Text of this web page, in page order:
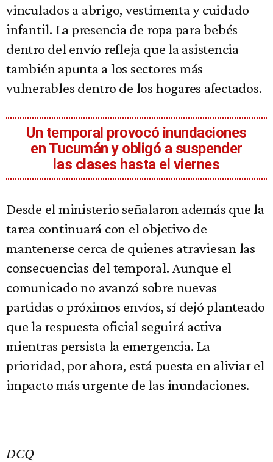
vinculados a abrigo, vestimenta y cuidado
infantil. La presencia de ropa para bebés
dentro del envío refleja que la asistencia
también apunta a los sectores más
vulnerables dentro de los hogares afectados.
Un temporal provocó inundaciones
en Tucumán y obligó a suspender
las clases hasta el viernes
Desde el ministerio señalaron además que la
tarea continuará con el objetivo de
mantenerse cerca de quienes atraviesan las
consecuencias del temporal. Aunque el
comunicado no avanzó sobre nuevas
partidas o próximos envíos, sí dejó planteado
que la respuesta oficial seguirá activa
mientras persista la emergencia. La
prioridad, por ahora, está puesta en aliviar el
impacto más urgente de las inundaciones.
DCQ